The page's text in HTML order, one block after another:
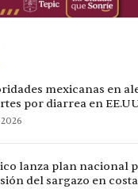
mexicanas en
por diarrea en
lanza plan nacional
del sargazo en